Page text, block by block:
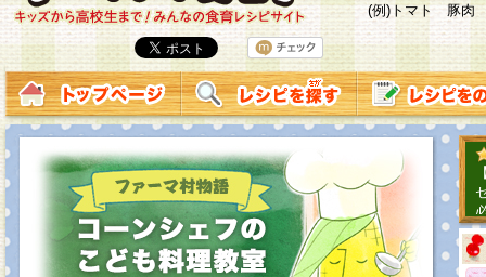
(例)トマト 豚肉